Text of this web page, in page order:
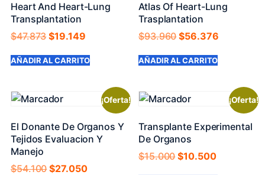
Heart And Heart-Lung
Transplantation
$47.873$19.149
AÑADIR AL CARRITO
Atlas Of Heart-Lung
Trasplantation
$93.960$56.376
AÑADIR AL CARRITO
¡Oferta!
El Donante De Organos Y
Tejidos Evaluacion Y
Manejo
$54.100$27.050
¡Oferta!
Transplante Experimental
De Organos
$15.000$10.500